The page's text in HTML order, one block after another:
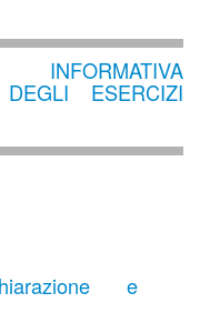
INFORMATIVA
ESERCIZI
e